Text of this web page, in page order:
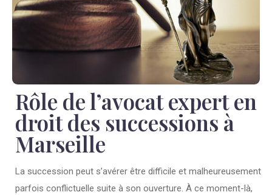
Rôle de l’avocat expert en
droit des successions à
Marseille
La succession peut s’avérer être difficile et malheureusement
parfois conflictuelle suite à son ouverture. À ce moment-là,